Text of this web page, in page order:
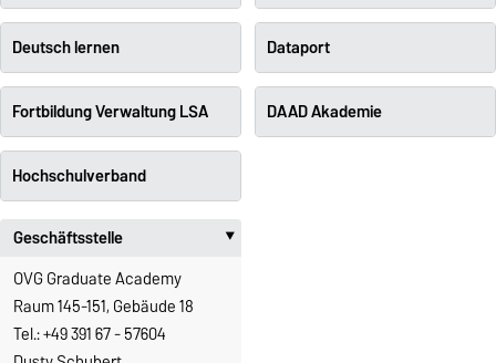
Deutsch lernen Dataport
Fortbildung Verwaltung LSA DAAD Akademie
Hochschulverband
Geschäftsstelle ‣
OVG Graduate Academy
Raum 145-151, Gebäude 18
Tel.: +49 391 67 - 57604